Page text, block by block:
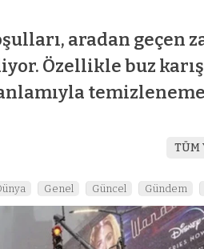
aradan
Özellikle buz
TÜM
Genel Güncel Gündem